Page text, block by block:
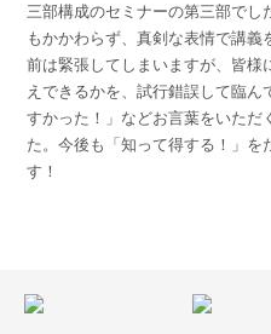
三部構成のセミナーの第三部でし
もかかわらず、真剣な表情で講
前は緊張してしまいますが、皆
えできるかを、試行錯誤して臨
すかった！」などお言葉をいただ
た。今後も「知って得する！」を
す！